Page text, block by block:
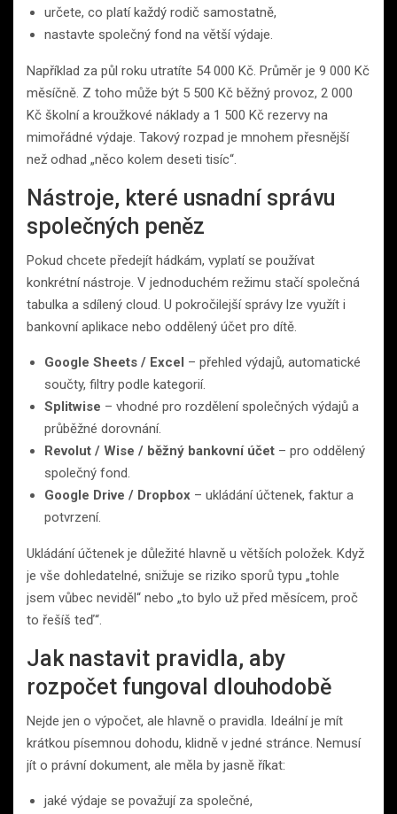
určete, co platí každý rodič samostatně,
nastavte společný fond na větší výdaje.
Například za půl roku utratíte 54 000 Kč. Průměr je 9 000 Kč
měsíčně. Z toho může být 5 500 Kč běžný provoz, 2 000
Kč školní a kroužkové náklady a 1 500 Kč rezervy na
mimořádné výdaje. Takový rozpad je mnohem přesnější
než odhad „něco kolem deseti tisíc“.
Nástroje, které usnadní správu
společných peněz
Pokud chcete předejít hádkám, vyplatí se používat
konkrétní nástroje. V jednoduchém režimu stačí společná
tabulka a sdílený cloud. U pokročilejší správy lze využít i
bankovní aplikace nebo oddělený účet pro dítě.
Google Sheets / Excel – přehled výdajů, automatické
součty, filtry podle kategorií.
Splitwise – vhodné pro rozdělení společných výdajů a
průběžné dorovnání.
Revolut / Wise / běžný bankovní účet – pro oddělený
společný fond.
Google Drive / Dropbox – ukládání účtenek, faktur a
potvrzení.
Ukládání účtenek je důležité hlavně u větších položek. Když
je vše dohledatelné, snižuje se riziko sporů typu „tohle
jsem vůbec neviděl“ nebo „to bylo už před měsícem, proč
to řešíš teď“.
Jak nastavit pravidla, aby
rozpočet fungoval dlouhodobě
Nejde jen o výpočet, ale hlavně o pravidla. Ideální je mít
krátkou písemnou dohodu, klidně v jedné stránce. Nemusí
jít o právní dokument, ale měla by jasně říkat:
jaké výdaje se považují za společné,